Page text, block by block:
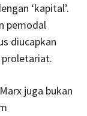
‘kapital’.
pemodal
diucapkan
juga bukan